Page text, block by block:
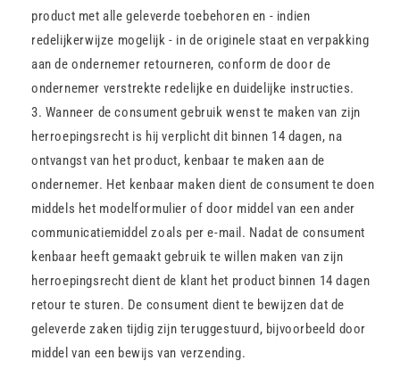
product met alle geleverde toebehoren en - indien
redelijkerwijze mogelijk - in de originele staat en verpakking
aan de ondernemer retourneren, conform de door de
ondernemer verstrekte redelijke en duidelijke instructies.
Wanneer de consument gebruik wenst te maken van zijn
herroepingsrecht is hij verplicht dit binnen 14 dagen, na
ontvangst van het product, kenbaar te maken aan de
ondernemer. Het kenbaar maken dient de consument te doen
middels het modelformulier of door middel van een ander
communicatiemiddel zoals per e-mail. Nadat de consument
kenbaar heeft gemaakt gebruik te willen maken van zijn
herroepingsrecht dient de klant het product binnen 14 dagen
retour te sturen. De consument dient te bewijzen dat de
geleverde zaken tijdig zijn teruggestuurd, bijvoorbeeld door
middel van een bewijs van verzending.